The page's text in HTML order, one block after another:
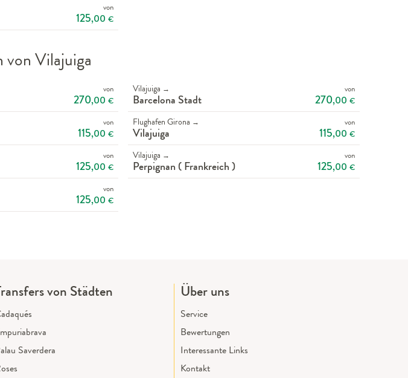
von
125,00 €
Vilajuiga
von
270,00 €
Vilajuiga →
Barcelona Stadt
von
270,00 €
von
115,00 €
Flughafen Girona →
Vilajuiga
von
115,00 €
von
125,00 €
Vilajuiga →
Perpignan ( Frankreich )
von
125,00 €
von
125,00 €
von Städten
Saverdera
Über uns
Service
Bewertungen
Interessante Links
Kontakt